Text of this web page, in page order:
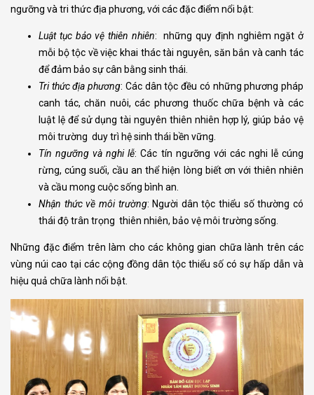
ngưỡng và tri thức địa phương, với các đặc điểm nổi bật:
Luật tục bảo vệ thiên nhiên: những quy định nghiêm ngặt ở
mỗi bộ tộc về việc khai thác tài nguyên, săn bắn và canh tác
để đảm bảo sự cân bằng sinh thái.
Tri thức địa phương: Các dân tộc đều có những phương pháp
canh tác, chăn nuôi, các phương thuốc chữa bệnh và các
luật lệ để sử dụng tài nguyên thiên nhiên hợp lý, giúp bảo vệ
môi trường duy trì hệ sinh thái bền vững.
Tín ngưỡng và nghi lễ: Các tín ngưỡng với các nghi lễ cúng
rừng, cúng suối, cầu an thể hiện lòng biết ơn với thiên nhiên
và cầu mong cuộc sống bình an.
Nhận thức về môi trường: Người dân tộc thiểu số thường có
thái độ trân trọng thiên nhiên, bảo vệ môi trường sống.
Những đặc điểm trên làm cho các không gian chữa lành trên các
vùng núi cao tại các cộng đồng dân tộc thiểu số có sự hấp dẫn và
hiệu quả chữa lành nổi bật.